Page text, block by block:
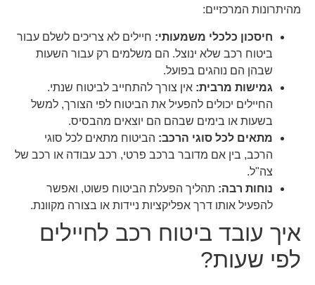
מהיתרונות המרכזיים:
חיסכון כלכלי משמעותי:חיילים לא צריכים לשלם עבור
ביטוח רכב שלא ינוצל. הם משלמים רק עבור השעות
שבהן הם נוהגים בפועל.
גמישות מרבית:אין צורך להתחייב לביטוח שנתי.
החיילים יכולים להפעיל את הביטוח לפי הצורך, למשל
בשעות או בימים שבהם הם יוצאים מהבסיס.
מתאים לכל סוגי הרכב:הביטוח מתאים לכל סוגי
הרכב, בין אם מדובר ברכב פרטי, רכב עבודה או רכב של
צה"ל.
נוחות רבה:תהליך הפעלת הביטוח פשוט, ואפשר
להפעיל אותו דרך אפליקציות ניידות או בצורה מקוונת.
איך עובד ביטוח רכב לחיילים
לפי שעות?